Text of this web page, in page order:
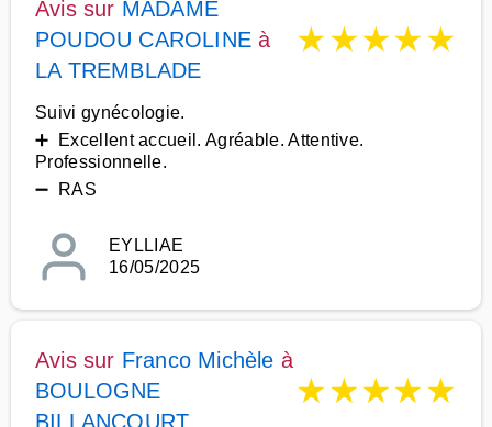
Avis sur MADAME
POUDOU CAROLINE à
LA TREMBLADE
★★★★★
Suivi gynécologie.
➕ Excellent accueil. Agréable. Attentive.
Professionnelle.
➖ RAS
EYLLIAE
16/05/2025
Avis sur Franco Michèle à
BOULOGNE
BILLANCOURT
★★★★★